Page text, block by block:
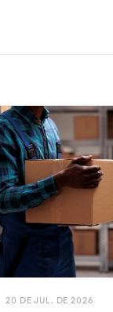
20 DE JUL. DE 2026